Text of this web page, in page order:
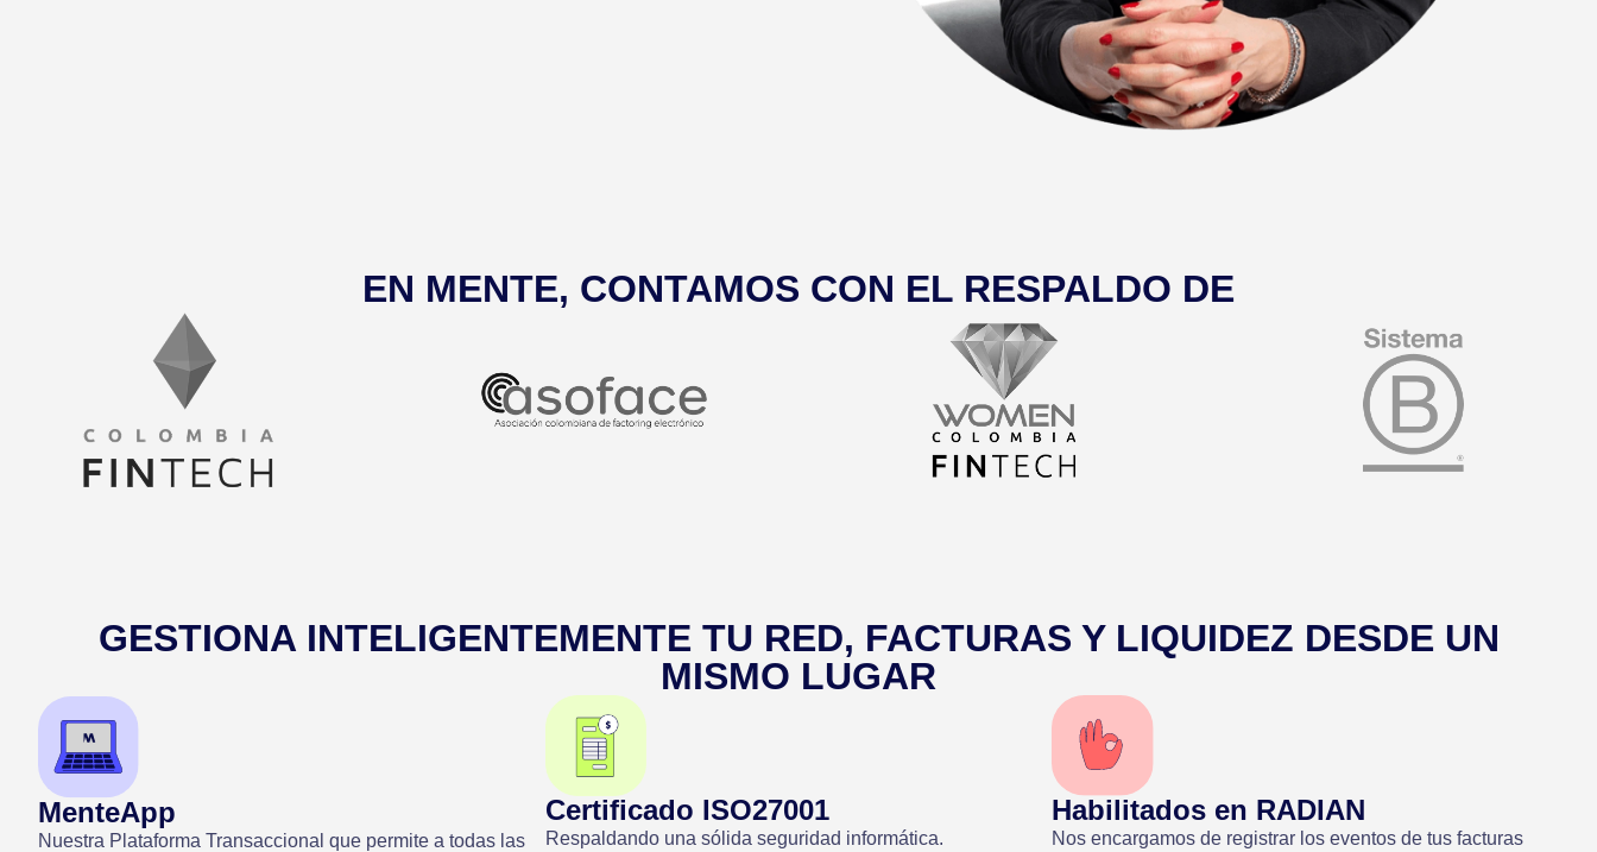
EN MENTE, CONTAMOS CON EL RESPALDO DE
GESTIONA INTELIGENTEMENTE TU RED, FACTURAS Y LIQUIDEZ DESDE UN
MISMO LUGAR
MenteApp
Nuestra Plataforma Transaccional que permite a todas las
Certificado ISO27001
Respaldando una sólida seguridad informática.
Habilitados en RADIAN
Nos encargamos de registrar los eventos de tus facturas